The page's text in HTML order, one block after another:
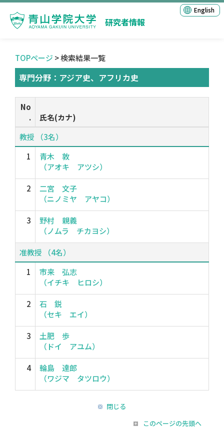
研究者情報
English
TOPページ > 検索結果一覧
専門分野：アジア史、アフリカ史
No
.
氏名(カナ)
教授 （3名）
1
青木 敦
（アオキ アツシ）
2
二宮 文子
（ニノミヤ アヤコ）
3
野村 親義
（ノムラ チカヨシ）
准教授 （4名）
1
市来 弘志
（イチキ ヒロシ）
2
石 鋭
（セキ エイ）
3
土肥 歩
（ドイ アユム）
4
輪島 達郎
（ワジマ タツロウ）
閉じる
このページの先頭へ